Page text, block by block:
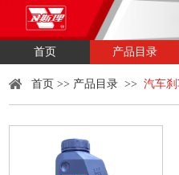
首页 产品目录
首页 >> 产品目录 >>汽车